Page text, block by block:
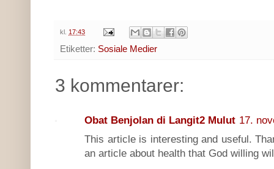
kl. 17:43
Etiketter: Sosiale Medier
3 kommentarer:
Obat Benjolan di Langit2 Mulut 17.
This article is interesting and useful.
an article about health that God willing